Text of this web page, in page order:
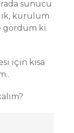
sunucu
kurulum
gördüm ki
için kısa